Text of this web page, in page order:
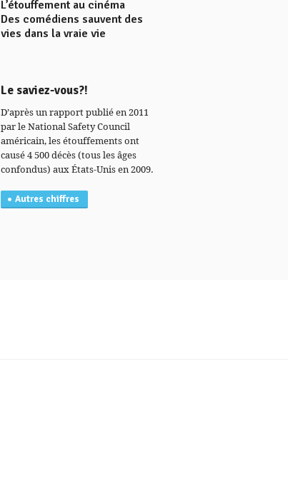
L’étouffement au cinéma
Des comédiens sauvent des
vies dans la vraie vie
Le saviez-vous?!
D’après un rapport publié en 2011
par le National Safety Council
américain, les étouffements ont
causé 4 500 décès (tous les âges
confondus) aux États-Unis en 2009.
Autres chiffres